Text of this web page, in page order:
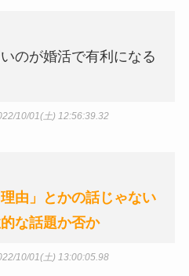
のが婚活で有利になる
10/01(土) 12:56:39.32
由」とかの話じゃない
な話題か否か
10/01(土) 13:00:05.98